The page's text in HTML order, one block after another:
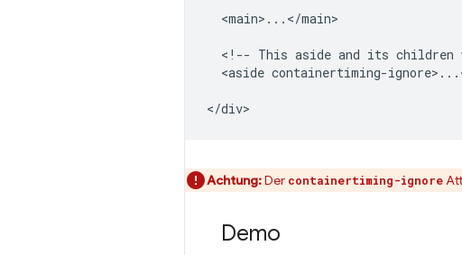
  <main>...</main>
<!-- This aside and its children
<aside containertiming-
Achtung:Der containertiming-ignore
Demo